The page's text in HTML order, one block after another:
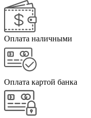
Оплата наличными
Оплата картой банка